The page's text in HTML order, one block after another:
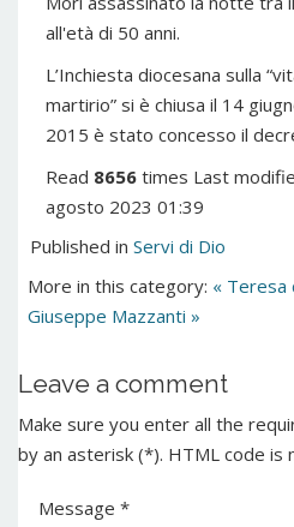
all'età di 50 anni.
L’Inchiesta diocesana sulla
martirio” si è chiusa il 14
2015 è stato concesso il
Read 8656 times Last
agosto 2023 01:39
Published in Servi di Dio
More in this category: « Teresa
Giuseppe Mazzanti »
Leave a comment
Make sure you enter all the
by an asterisk (*). HTML code is
Message *